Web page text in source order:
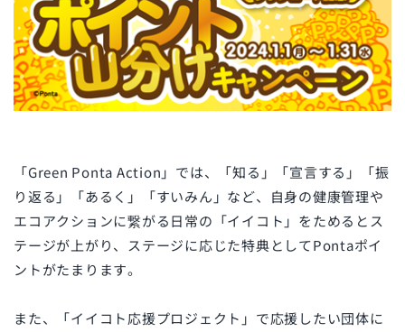
「Green Ponta Action」では、「知る」「宣言する」「振
り返る」「あるく」「すいみん」など、自身の健康管理や
エコアクションに繋がる日常の「イイコト」をためるとス
テージが上がり、ステージに応じた特典としてPontaポイ
ントがたまります。
また、「イイコト応援プロジェクト」で応援したい団体に